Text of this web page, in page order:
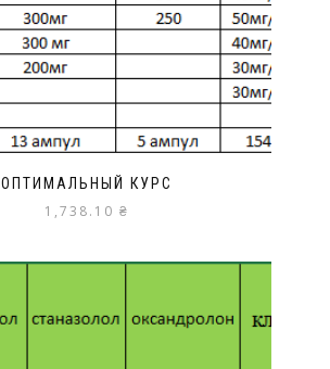
ОПТИМАЛЬНЫЙ КУРС
1,738.10 ₴